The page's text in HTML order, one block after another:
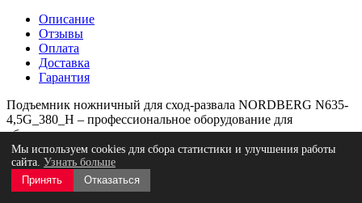
Описание
Отзывы
Оплата
Доставка
Гарантия
Подъемник ножничный для сход-развала NORDBERG N635-
4,5G_380_H – профессиональное оборудование для
обслуживания легкового и грузового транспорта в
автосервисных мастерских и СТО.
ФУНКЦИОНАЛ
Мы используем cookies для сбора статистики и улучшения работы
сайта. Узнать больше
Принять
Отказаться